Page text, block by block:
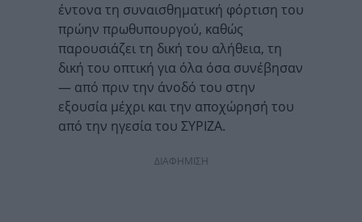
έντονα τη συναισθηματική φόρτιση του
πρώην πρωθυπουργού, καθώς
παρουσιάζει τη δική του αλήθεια, τη
δική του οπτική για όλα όσα συνέβησαν
— από πριν την άνοδό του στην
εξουσία μέχρι και την αποχώρησή του
από την ηγεσία του ΣΥΡΙΖΑ.
ΔΙΑΦΗΜΙΣΗ